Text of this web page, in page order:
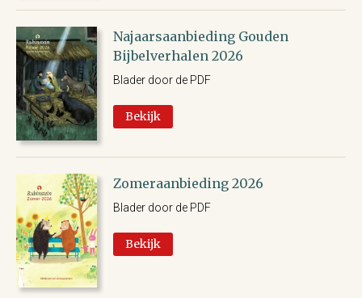
Najaarsaanbieding Gouden
Bijbelverhalen 2026
Blader door de PDF
Bekijk
Zomeraanbieding 2026
Blader door de PDF
Bekijk